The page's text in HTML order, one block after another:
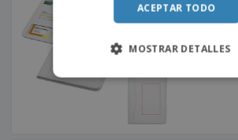
ACEPTAR TODO
MOSTRAR DETALLES